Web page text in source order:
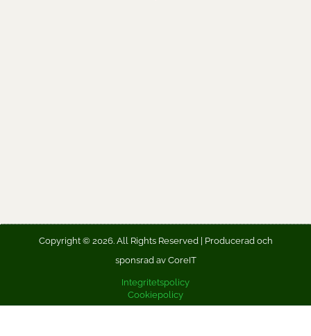
Copyright © 2026. All Rights Reserved | Producerad och
sponsrad av CoreIT
Integritetspolicy
Cookiepolicy